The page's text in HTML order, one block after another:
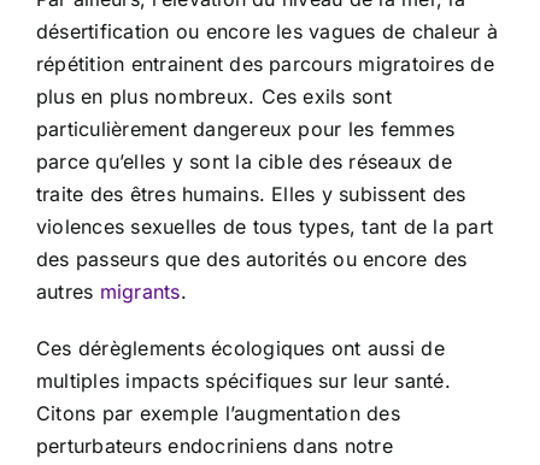
désertification ou encore les vagues de chaleur à
répétition entrainent des parcours migratoires de
plus en plus nombreux. Ces exils sont
particulièrement dangereux pour les femmes
parce qu’elles y sont la cible des réseaux de
traite des êtres humains. Elles y subissent des
violences sexuelles de tous types, tant de la part
des passeurs que des autorités ou encore des
autres migrants.
Ces dérèglements écologiques ont aussi de
multiples impacts spécifiques sur leur santé.
Citons par exemple l’augmentation des
perturbateurs endocriniens dans notre